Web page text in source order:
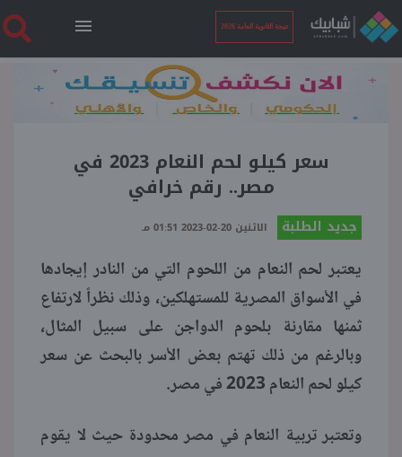
نتيجة الثانوية العامة 2026
الرئيسية
نتيجة الثانوية العامة 2026
فنجان قهوة
بوابة الطلبة
ملفات
منوعات
سعر كيلو لحم النعام 2023 في
مصر.. رقم خرافي
جديد الطلبة الاثنين 20-02-2023 01:51 مـ
يعتبر لحم النعام من اللحوم التي من النادر إيجادها
في الأسواق المصرية للمستهلكين، وذلك نظراً لارتفاع
ثمنها مقارنة بلحوم الدواجن على سبيل المثال،
وبالرغم من ذلك تهتم بعض الأسر بالبحث عن سعر
كيلو لحم النعام 2023 في مصر.
وتعتبر تربية النعام في مصر محدودة حيث لا يقوم